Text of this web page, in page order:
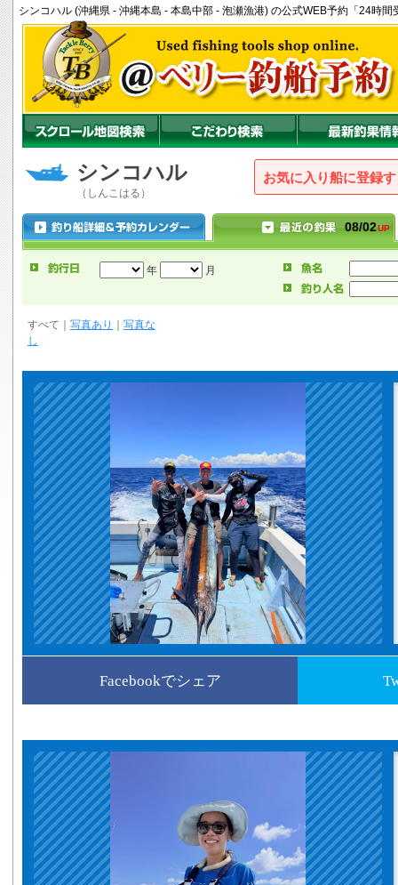
シンコハル (沖縄県 - 沖縄本島 - 本島中部 - 泡瀬漁港) の公式WEB予約「24時
シンコハル
（しんこはる）
お気に入り船に登録
08/02UP
年 月
すべて 写真あり
写真な
し
Facebookでシェア